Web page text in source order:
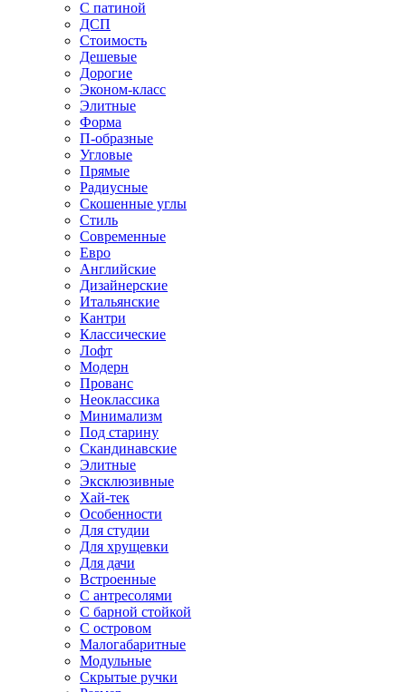
С патиной
ДСП
Стоимость
Дешевые
Дорогие
Эконом-класс
Элитные
Форма
П-образные
Угловые
Прямые
Радиусные
Скошенные углы
Стиль
Современные
Евро
Английские
Дизайнерские
Итальянские
Кантри
Классические
Лофт
Модерн
Прованс
Неоклассика
Минимализм
Под старину
Скандинавские
Элитные
Эксклюзивные
Хай-тек
Особенности
Для студии
Для хрущевки
Для дачи
Встроенные
С антресолями
С барной стойкой
С островом
Малогабаритные
Модульные
Скрытые ручки